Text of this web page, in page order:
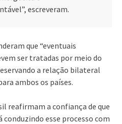
escreveram.
que “eventuais
ser tratadas por meio do
a relação bilateral
ambos os países.
reafirmam a confiança de que
esse processo com